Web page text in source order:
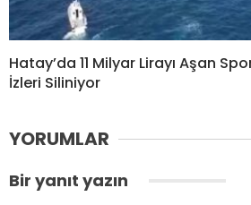
Hatay’da 11 Milyar Lirayı Aşan
İzleri Siliniyor
YORUMLAR
Bir yanıt yazın